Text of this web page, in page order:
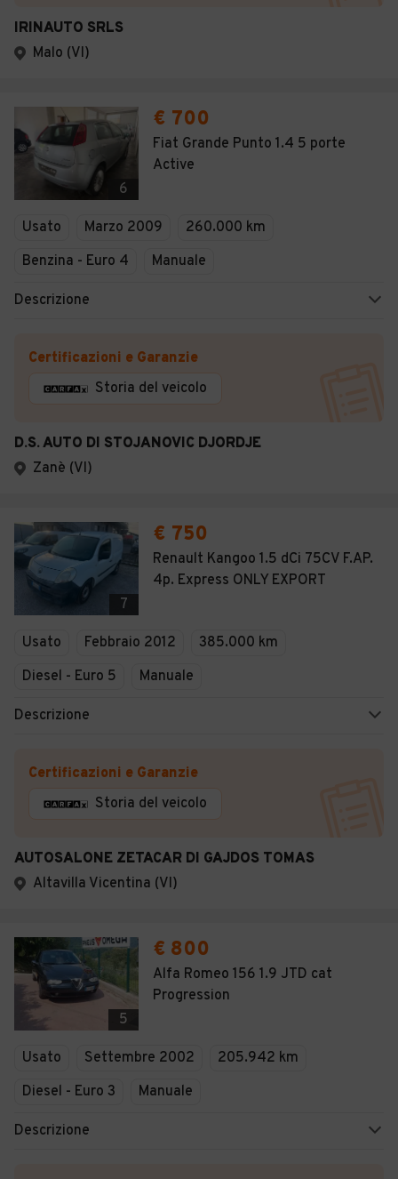
IRINAUTO SRLS
Malo (VI)
6
€ 700
Fiat Grande Punto 1.4 5 porte
Active
Usato Marzo 2009
260.000 km
Benzina - Euro 4
Manuale
Descrizione
Certificazioni e Garanzie
Storia del veicolo
D.S. AUTO DI STOJANOVIC DJORDJE
Zanè (VI)
7
€ 750
Renault Kangoo 1.5 dCi 75CV F.AP.
4p. Express ONLY EXPORT
Usato Febbraio 2012
385.000 km
Diesel - Euro 5
Manuale
Descrizione
Certificazioni e Garanzie
Storia del veicolo
AUTOSALONE ZETACAR DI GAJDOS TOMAS
Altavilla Vicentina (VI)
5
€ 800
Alfa Romeo 156 1.9 JTD cat
Progression
Usato Settembre 2002
205.942 km
Diesel - Euro 3
Manuale
Descrizione